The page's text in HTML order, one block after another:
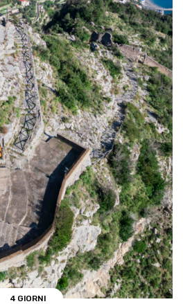
4 GIORNI